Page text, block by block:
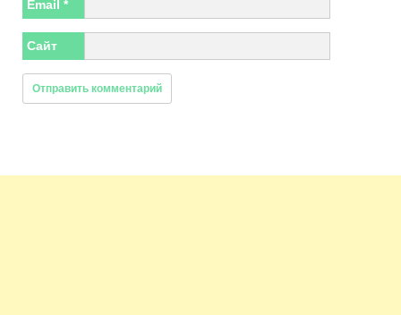
Email *
Сайт